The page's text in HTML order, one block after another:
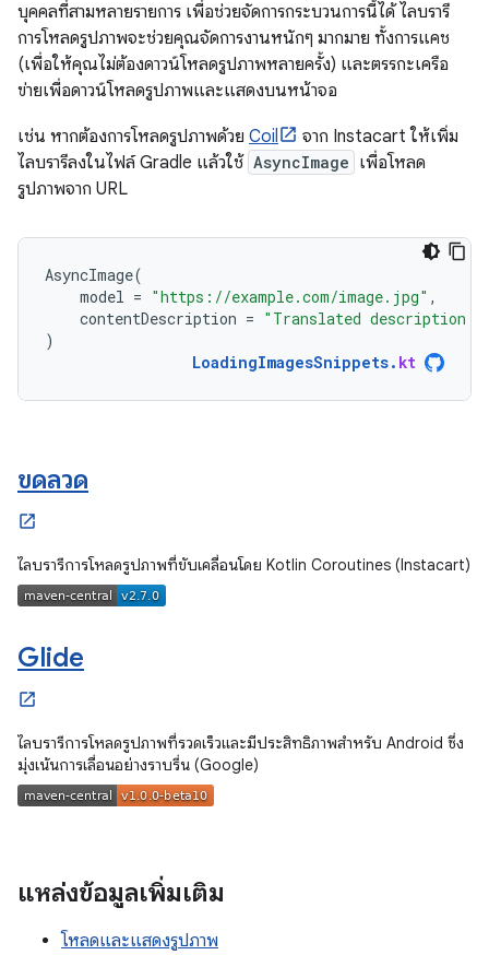
บุคคลที่สามหลายรายการ เพื่อช่วยจัดการกระบวนการนี้ได้ ไลบรารี
การโหลดรูปภาพจะช่วยคุณจัดการงานหนักๆ มากมาย ทั้งการแคช
(เพื่อให้คุณไม่ต้องดาวน์โหลดรูปภาพหลายครั้ง) และตรรกะเครือ
ข่ายเพื่อดาวน์โหลดรูปภาพและแสดงบนหน้าจอ
เช่น หากต้องการโหลดรูปภาพด้วย Coil
จาก Instacart ให้เพิ่ม
ไลบรารีลงในไฟล์ Gradle แล้วใช้ AsyncImage เพื่อโหลด
รูปภาพจาก URL
AsyncImage(
model = "https://example.com/image.jpg" ,
contentDescription = "Translated description
)
LoadingImagesSnippets. kt
ขดลวด
ไลบรารีการโหลดรูปภาพที่ขับเคลื่อนโดย Kotlin Coroutines (Instacart)
Glide
ไลบรารีการโหลดรูปภาพที่รวดเร็วและมีประสิทธิภาพสำหรับ Android ซึ่ง
มุ่งเน้นการเลื่อนอย่างราบรื่น (Google)
แหล่งข้อมูลเพิ่มเติม
โหลดและแสดงรูปภาพ